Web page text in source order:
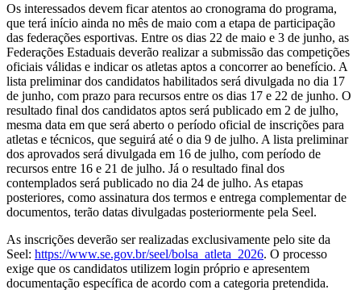
Os interessados devem ficar atentos ao cronograma do programa,
que terá início ainda no mês de maio com a etapa de participação
das federações esportivas. Entre os dias 22 de maio e 3 de junho, as
Federações Estaduais deverão realizar a submissão das competições
oficiais válidas e indicar os atletas aptos a concorrer ao benefício. A
lista preliminar dos candidatos habilitados será divulgada no dia 17
de junho, com prazo para recursos entre os dias 17 e 22 de junho. O
resultado final dos candidatos aptos será publicado em 2 de julho,
mesma data em que será aberto o período oficial de inscrições para
atletas e técnicos, que seguirá até o dia 9 de julho. A lista preliminar
dos aprovados será divulgada em 16 de julho, com período de
recursos entre 16 e 21 de julho. Já o resultado final dos
contemplados será publicado no dia 24 de julho. As etapas
posteriores, como assinatura dos termos e entrega complementar de
documentos, terão datas divulgadas posteriormente pela Seel.
As inscrições deverão ser realizadas exclusivamente pelo site da
Seel: https://www.se.gov.br/seel/bolsa_atleta_2026. O processo
exige que os candidatos utilizem login próprio e apresentem
documentação específica de acordo com a categoria pretendida.